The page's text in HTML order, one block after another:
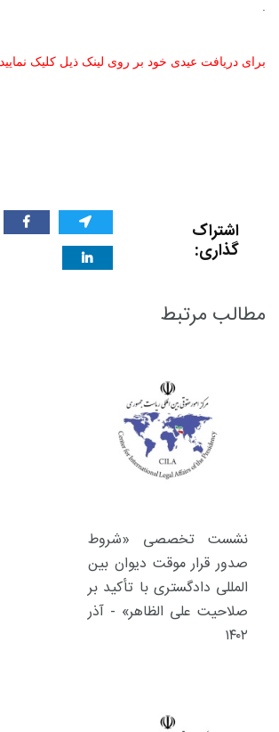
برای دریافت عیدی خود بر روی لینک ذیل کلیک نمایید.
اشتراک
گذاری:
مطالب مرتبط
نشست تخصصی «شروط
صدور قرار موقت دیوان بین
المللی دادگستری با تأکید بر
صلاحیت علی الظاهر» - آذر
۱۴۰۲